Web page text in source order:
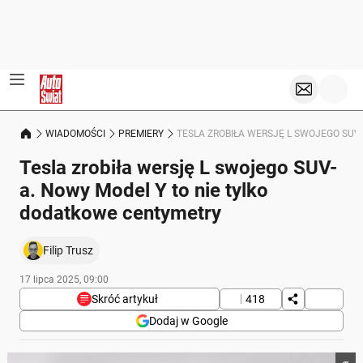
WIADOMOŚCI PREMIERY TESLA ZROBIŁA WERSJĘ L SWOJEGO
Tesla zrobiła wersję L swojego SUV-
a. Nowy Model Y to nie tylko
dodatkowe centymetry
Filip Trusz
17 lipca 2025, 09:00
Skróć artykuł
418
Dodaj w Google